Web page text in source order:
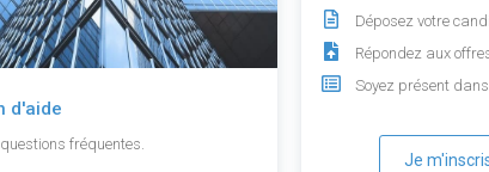
d'aide
fréquentes.
Déposez votre
Répondez aux
Soyez présent
Je